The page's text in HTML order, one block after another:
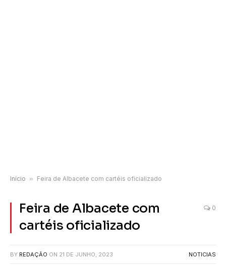
Início » Feira de Albacete com cartéis oficializado
Feira de Albacete com
cartéis oficializado
0
BY REDAÇÃO ON 21 DE JUNHO, 2023 NOTICIAS